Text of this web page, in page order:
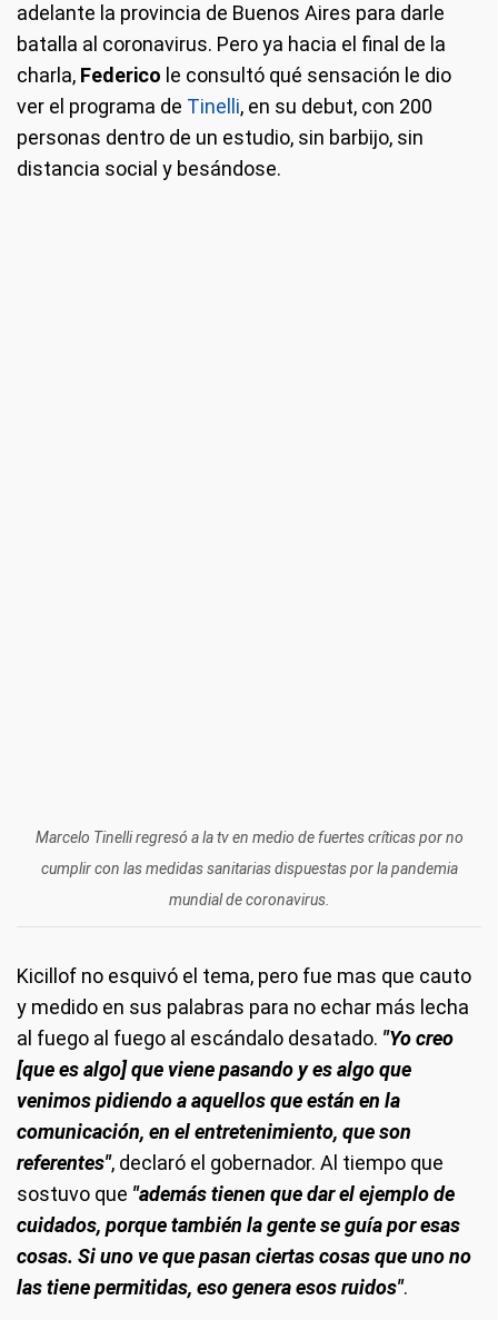
adelante la provincia de Buenos Aires para darle
batalla al coronavirus. Pero ya hacia el final de la
charla, Federico le consultó qué sensación le dio
ver el programa de Tinelli, en su debut, con 200
personas dentro de un estudio, sin barbijo, sin
distancia social y besándose.
Marcelo Tinelli regresó a la tv en medio de fuertes críticas por no
cumplir con las medidas sanitarias dispuestas por la pandemia
mundial de coronavirus.
Kicillof no esquivó el tema, pero fue mas que cauto
y medido en sus palabras para no echar más lecha
al fuego al fuego al escándalo desatado. "Yo creo
[que es algo] que viene pasando y es algo que
venimos pidiendo a aquellos que están en la
comunicación, en el entretenimiento, que son
referentes", declaró el gobernador. Al tiempo que
sostuvo que "además tienen que dar el ejemplo de
cuidados, porque también la gente se guía por esas
cosas. Si uno ve que pasan ciertas cosas que uno no
las tiene permitidas, eso genera esos ruidos".